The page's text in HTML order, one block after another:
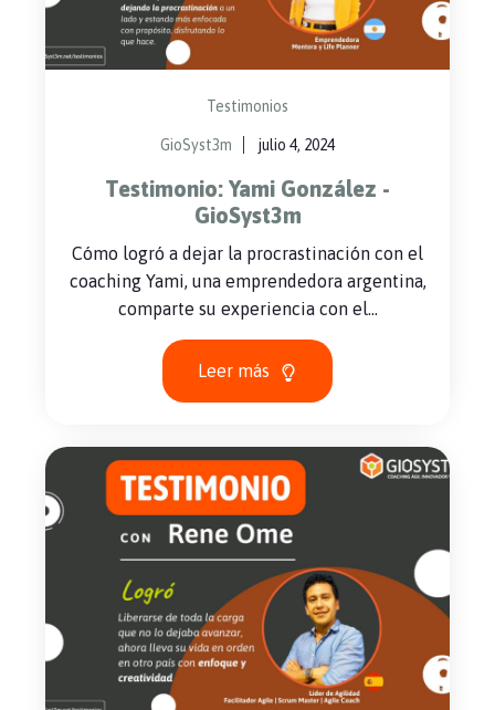
Testimonios
GioSyst3m julio 4, 2024
Testimonio: Yami González -
GioSyst3m
Cómo logró a dejar la procrastinación con el
coaching Yami, una emprendedora argentina,
comparte su experiencia con el...
Leer más